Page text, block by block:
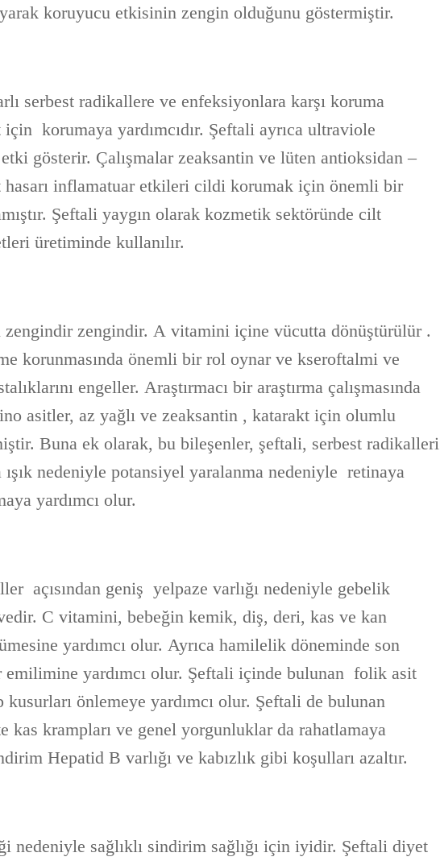
koruyucu etkisinin zengin olduğunu göstermiştir.
serbest radikallere ve enfeksiyonlara karşı koruma
korumaya yardımcıdır. Şeftali ayrıca ultraviole
etki gösterir. Çalışmalar zeaksantin ve lüten antioksidan –
hasarı inflamatuar etkileri cildi korumak için önemli bir
Şeftali yaygın olarak kozmetik sektöründe cilt
üretiminde kullanılır.
zengindir zengindir. A vitamini içine vücutta dönüştürülür .
korunmasında önemli bir rol oynar ve kseroftalmi ve
engeller. Araştırmacı bir araştırma çalışmasında
asitler, az yağlı ve zeaksantin , katarakt için olumlu
Buna ek olarak, bu bileşenler, şeftali, serbest radikalleri
nedeniyle potansiyel yaralanma nedeniyle retinaya
yardımcı olur.
açısından geniş yelpaze varlığı nedeniyle gebelik
C vitamini, bebeğin kemik, diş, deri, kas ve kan
yardımcı olur. Ayrıca hamilelik döneminde son
emilimine yardımcı olur. Şeftali içinde bulunan folik asit
önlemeye yardımcı olur. Şeftali de bulunan
kas krampları ve genel yorgunluklar da rahatlamaya
Hepatid B varlığı ve kabızlık gibi koşulları azaltır.
sağlıklı sindirim sağlığı için iyidir. Şeftali diyet